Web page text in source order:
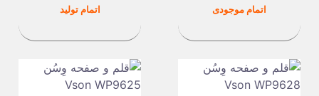
قیمت
اتمام موجودی قیمت
اتمام تولید